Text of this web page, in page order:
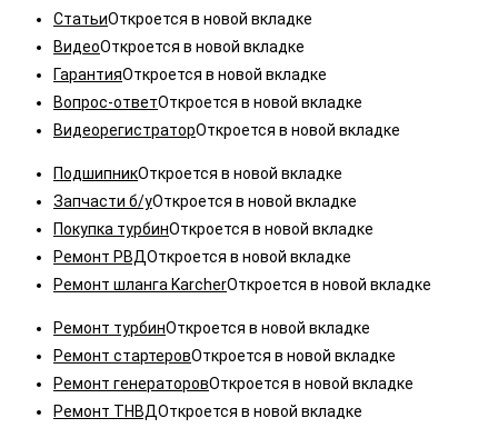
СтатьиОткроется в новой вкладке
ВидеоОткроется в новой вкладке
ГарантияОткроется в новой вкладке
Вопрос-ответОткроется в новой вкладке
ВидеорегистраторОткроется в новой вкладке
ПодшипникОткроется в новой вкладке
Запчасти б/уОткроется в новой вкладке
Покупка турбинОткроется в новой вкладке
Ремонт РВДОткроется в новой вкладке
Ремонт шланга KarcherОткроется в новой вкладке
Ремонт турбинОткроется в новой вкладке
Ремонт стартеровОткроется в новой вкладке
Ремонт генераторовОткроется в новой вкладке
Ремонт ТНВДОткроется в новой вкладке